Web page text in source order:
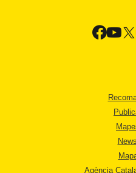
Agència